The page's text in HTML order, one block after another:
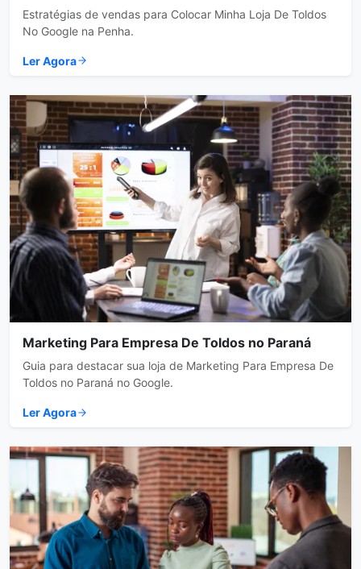
Estratégias de vendas para Colocar Minha Loja De Toldos
No Google na Penha.
Ler Agora
Marketing Para Empresa De Toldos no Paraná
Guia para destacar sua loja de Marketing Para Empresa De
Toldos no Paraná no Google.
Ler Agora